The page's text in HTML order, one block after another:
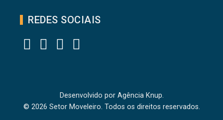
REDES SOCIAIS
Desenvolvido por Agência Knup.
© 2026 Setor Moveleiro. Todos os direitos reservados.